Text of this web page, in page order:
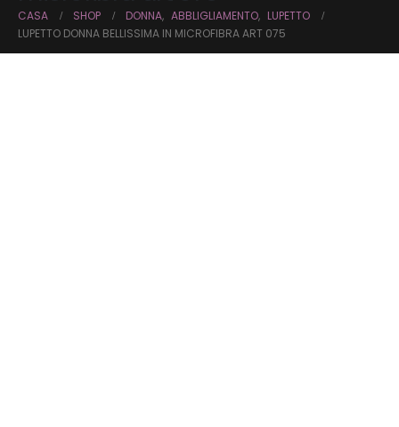
CASA SHOP DONNA, ABBLIGLIAMENTO, LUPETTO
LUPETTO DONNA BELLISSIMA IN MICROFIBRA ART 075